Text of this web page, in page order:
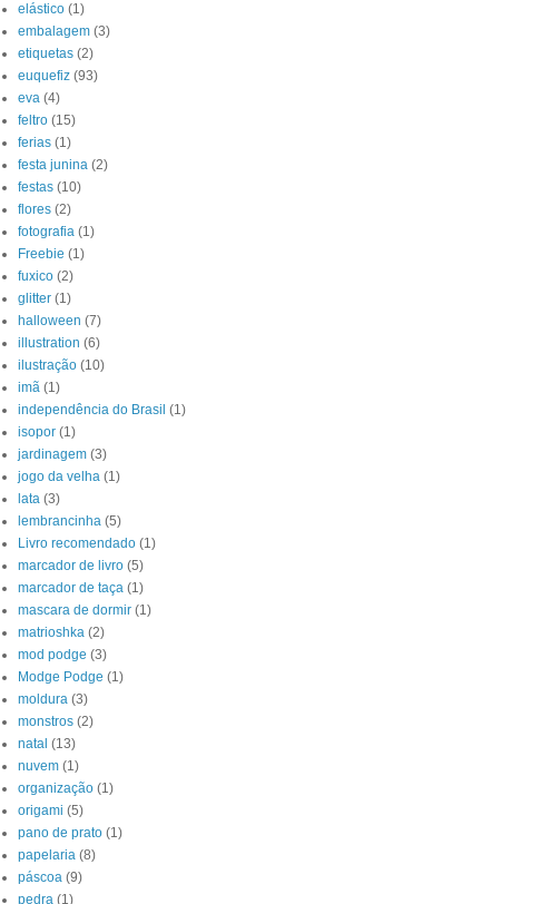
elástico (1)
embalagem (3)
etiquetas (2)
euquefiz (93)
eva (4)
feltro (15)
ferias (1)
festa junina (2)
festas (10)
flores (2)
fotografia (1)
Freebie (1)
fuxico (2)
glitter (1)
halloween (7)
illustration (6)
ilustração (10)
imã (1)
independência do Brasil (1)
isopor (1)
jardinagem (3)
jogo da velha (1)
lata (3)
lembrancinha (5)
Livro recomendado (1)
marcador de livro (5)
marcador de taça (1)
mascara de dormir (1)
matrioshka (2)
mod podge (3)
Modge Podge (1)
moldura (3)
monstros (2)
natal (13)
nuvem (1)
organização (1)
origami (5)
pano de prato (1)
papelaria (8)
páscoa (9)
pedra (1)